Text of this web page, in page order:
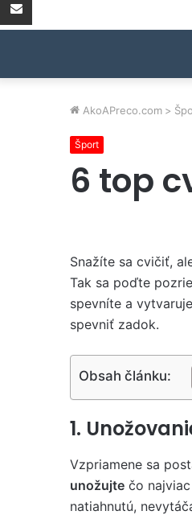
AkoAPreco.com >
Šport
6 top
Snažíte sa cvičiť,
Tak sa poďte
spevníte a
spevniť zadok.
Obsah článku:
1.
Vzpriamene sa
unožujte čo
natiahnutú,